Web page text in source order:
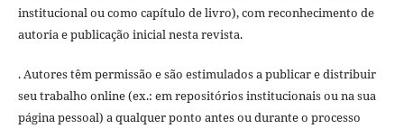
institucional ou como capítulo de livro), com reconhecimento de
autoria e publicação inicial nesta revista.
. Autores têm permissão e são estimulados a publicar e distribuir
seu trabalho online (ex.: em repositórios institucionais ou na sua
página pessoal) a qualquer ponto antes ou durante o processo